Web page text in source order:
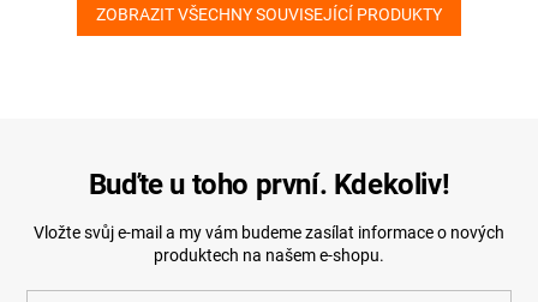
ZOBRAZIT VŠECHNY SOUVISEJÍCÍ PRODUKTY
Buďte u toho první. Kdekoliv!
Vložte svůj e-mail a my vám budeme zasílat informace o nových
produktech na našem e-shopu.